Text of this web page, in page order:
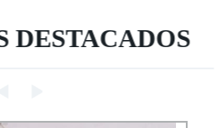
DESTACADOS